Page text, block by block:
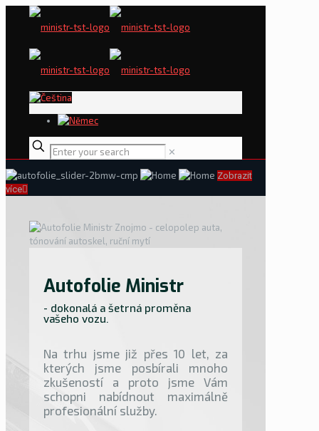
✕
Zobrazit
více
Autofolie Ministr
- dokonalá a šetrná proměna
vašeho vozu.
Na trhu jsme již přes 10 let, za
kterých jsme posbírali mnoho
zkušeností a proto jsme Vám
schopni nabídnout maximálně
profesionální služby.